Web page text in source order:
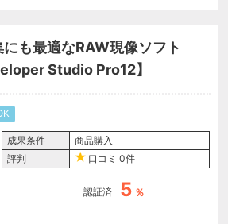
も最適なRAW現像ソフト
Studio Pro12】
成果条件
商品購入
評判
口コミ 0件
認証済 5 ％